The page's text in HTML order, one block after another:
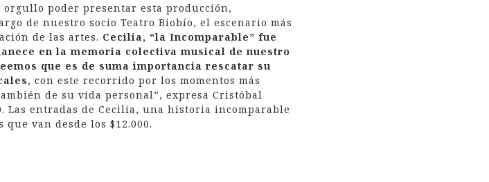
poder presentar esta producción,
de nuestro socio Teatro Biobío, el escenario más
de las artes. Cecilia, “la Incomparable” fue
en la memoria colectiva musical de nuestro
que es de suma importancia rescatar su
, con este recorrido por los momentos más
de su vida personal”, expresa Cristóbal
Las entradas de Cecilia, una historia incomparable
que van desde los $12.000.